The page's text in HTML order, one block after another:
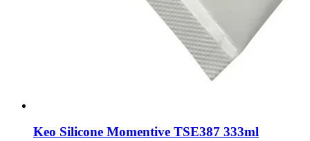
Keo Silicone Momentive TSE387 333ml